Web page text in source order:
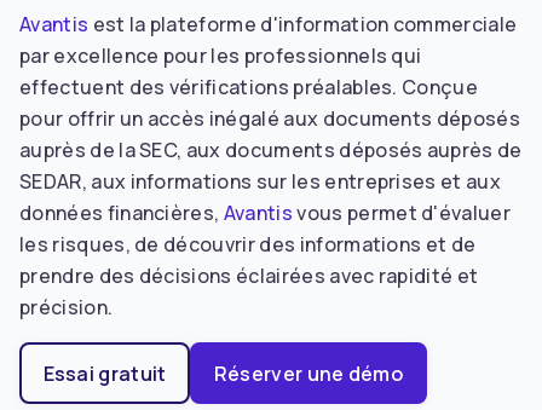
Avantis est la plateforme d'information commerciale
par excellence pour les professionnels qui
effectuent des vérifications préalables. Conçue
pour offrir un accès inégalé aux documents déposés
auprès de la SEC, aux documents déposés auprès de
SEDAR, aux informations sur les entreprises et aux
données financières, Avantisvous permet d'évaluer
les risques, de découvrir des informations et de
prendre des décisions éclairées avec rapidité et
précision.
Essai gratuit Réserver une démo